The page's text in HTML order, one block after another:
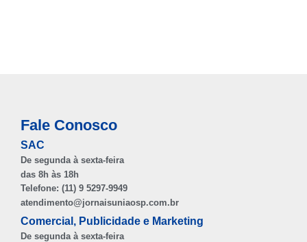
Fale Conosco
SAC
De segunda à sexta-feira
das 8h às 18h
Telefone: (11) 9 5297-9949
atendimento@jornaisuniaosp.com.br
Comercial, Publicidade e Marketing
De segunda à sexta-feira